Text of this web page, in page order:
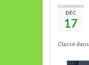
DÉC
17
Classé dans